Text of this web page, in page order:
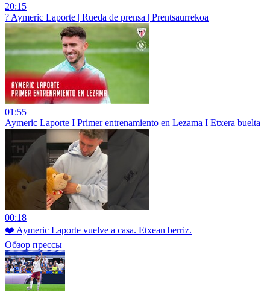
20:15
?️ Aymeric Laporte | Rueda de prensa | Prentsaurrekoa
01:55
Aymeric Laporte I Primer entrenamiento en Lezama I Etxera buelta
00:18
❤️ Aymeric Laporte vuelve a casa. Etxean berriz.
Обзор прессы